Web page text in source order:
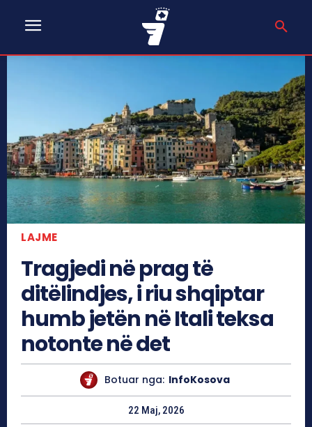
LAJME
Tragjedi në prag të
ditëlindjes, i riu shqiptar
humb jetën në Itali teksa
notonte në det
Botuar nga: InfoKosova
22 Maj, 2026